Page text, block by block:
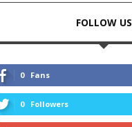
FOLLOW US
0 Fans
0 Followers